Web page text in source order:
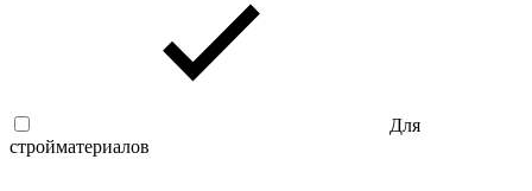
Для
стройматериалов